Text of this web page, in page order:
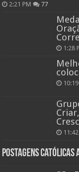
2:21 PM 77
1:28
Postagens